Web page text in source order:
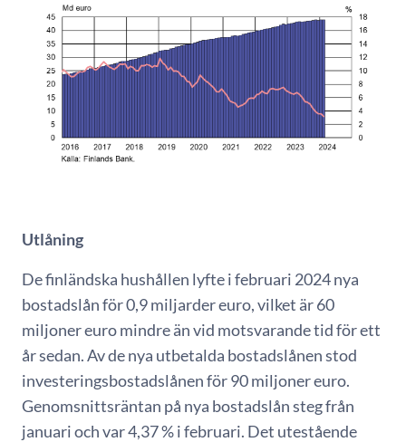
Utlåning
De finländska hushållen lyfte i februari 2024 nya
bostadslån för 0,9 miljarder euro, vilket är 60
miljoner euro mindre än vid motsvarande tid för ett
år sedan. Av de nya utbetalda bostadslånen stod
investeringsbostadslånen för 90 miljoner euro.
Genomsnittsräntan på nya bostadslån steg från
januari och var 4,37 % i februari. Det utestående